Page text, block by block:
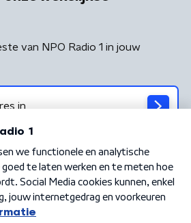
van NPO Radio 1 in jouw